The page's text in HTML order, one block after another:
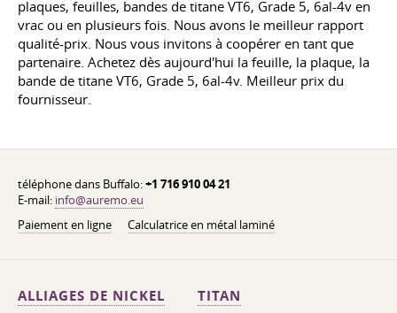
plaques, feuilles, bandes de titane VT6, Grade 5, 6al-4v en
vrac ou en plusieurs fois. Nous avons le meilleur rapport
qualité-prix. Nous vous invitons à coopérer en tant que
partenaire. Achetez dès aujourd'hui la feuille, la plaque, la
bande de titane VT6, Grade 5, 6al-4v. Meilleur prix du
fournisseur.
téléphone dans Buffalo:+1 716 910 04 21
E-mail: info@auremo.eu
Paiement en ligne
Calculatrice en métal laminé
ALLIAGES DE NICKEL TITAN